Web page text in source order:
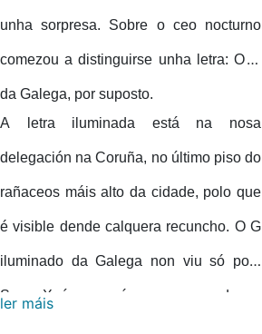
unha sorpresa. Sobre o ceo nocturno
comezou a distinguirse unha letra: O G
da Galega, por suposto.
A letra iluminada está na nosa
delegación na Coruña, no último piso do
rañaceos máis alto da cidade, polo que
é visible dende calquera recuncho. O G
iluminado da Galega non viu só polo
San Xoán, senón para quedarse:
ler máis